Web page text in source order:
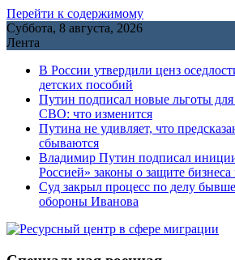
Перейти к содержимому
Суббота, 8 августа, 2026
Лента
В России утвердили ценз
детских пособий
Путин подписал новые льготы для
СВО: что изменится
Путина не удивляет, что
сбываются
Владимир Путин подписал
Россией» законы о защите
Cуд закрыл процесс по делу
обороны Иванова